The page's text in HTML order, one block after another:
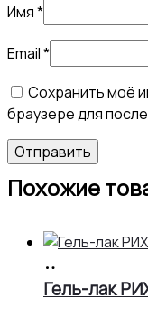
Имя*
Email*
Сохранить моё
браузере для
Похожие
корзину
Гель-лак